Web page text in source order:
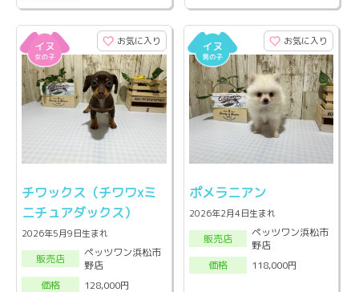
お気に入り
チワックス（チワワxミ
ニチュアダックス）
2026年5月9日生まれ
販売店
ペッツワン浜松市
野店
価格
128,000円
お気に入り
ポメラニアン
2026年2月4日生まれ
販売店
ペッツワン浜松市
野店
価格
118,000円